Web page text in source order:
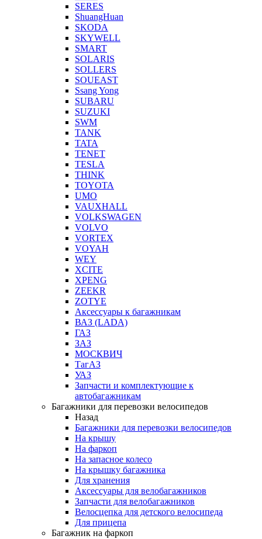
SERES
ShuangHuan
SKODA
SKYWELL
SMART
SOLARIS
SOLLERS
SOUEAST
Ssang Yong
SUBARU
SUZUKI
SWM
TANK
TATA
TENET
TESLA
THINK
TOYOTA
UMO
VAUXHALL
VOLKSWAGEN
VOLVO
VORTEX
VOYAH
WEY
XCITE
XPENG
ZEEKR
ZOTYE
Аксессуары к багажникам
ВАЗ (LADA)
ГАЗ
ЗАЗ
МОСКВИЧ
ТагАЗ
УАЗ
Запчасти и комплектующие к
автобагажникам
Багажники для перевозки велосипедов
Назад
Багажники для перевозки велосипедов
На крышу
На фаркоп
На запасное колесо
На крышку багажника
Для хранения
Аксессуары для велобагажников
Запчасти для велобагажников
Велосцепка для детского велосипеда
Для прицепа
Багажник на фаркоп